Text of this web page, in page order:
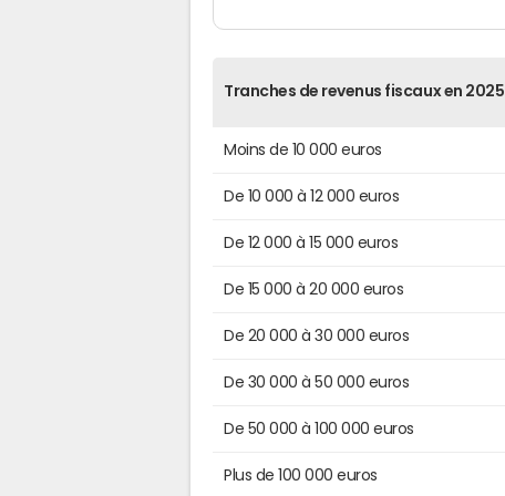
Tranches de revenus fiscaux en 2025
Moins de 10 000 euros
De 10 000 à 12 000 euros
De 12 000 à 15 000 euros
De 15 000 à 20 000 euros
De 20 000 à 30 000 euros
De 30 000 à 50 000 euros
De 50 000 à 100 000 euros
Plus de 100 000 euros